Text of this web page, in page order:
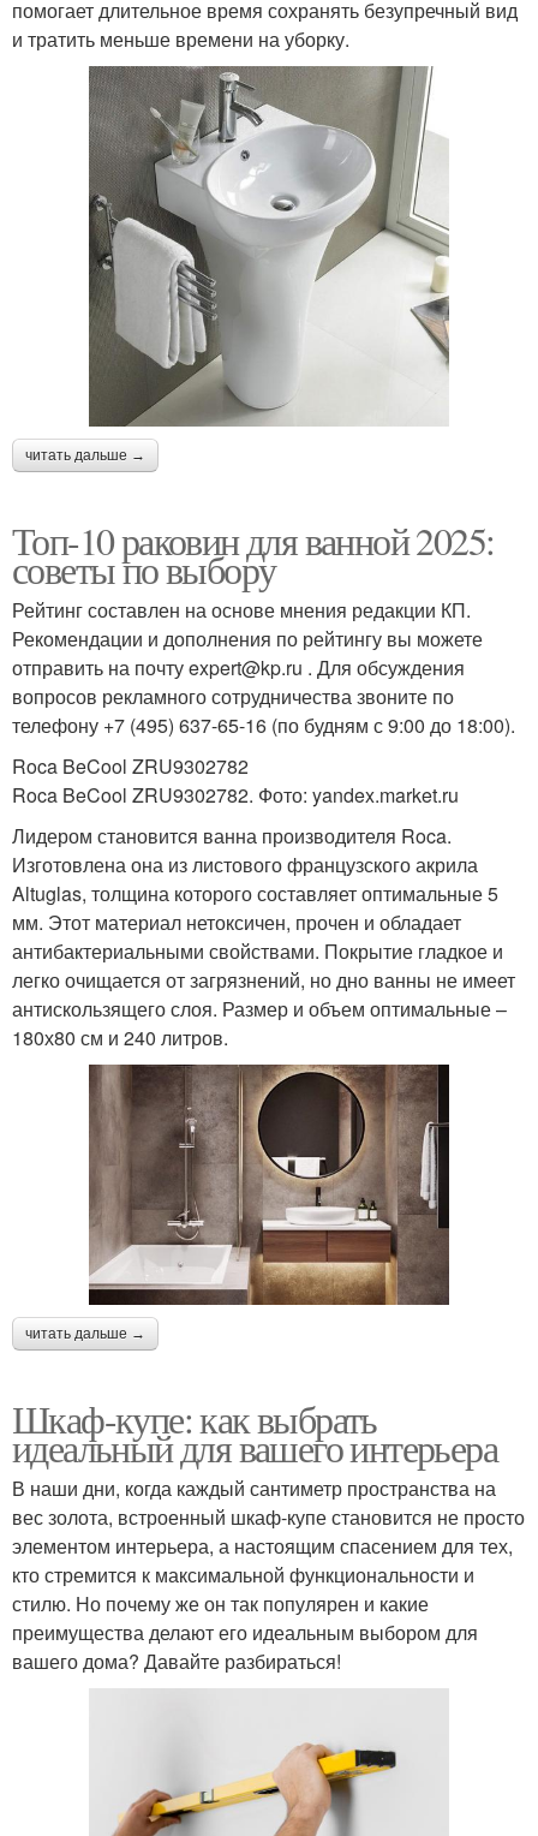
помогает длительное время сохранять безупречный вид
и тратить меньше времени на уборку.
читать дальше →
Топ-10 раковин для ванной 2025:
советы по выбору
Рейтинг составлен на основе мнения редакции КП.
Рекомендации и дополнения по рейтингу вы можете
отправить на почту expert@kp.ru . Для обсуждения
вопросов рекламного сотрудничества звоните по
телефону +7 (495) 637-65-16 (по будням с 9:00 до 18:00).
Roca BeCool ZRU9302782
Roca BeCool ZRU9302782. Фото: yandex.market.ru
Лидером становится ванна производителя Roca.
Изготовлена она из листового французского акрила
Altuglas, толщина которого составляет оптимальные 5
мм. Этот материал нетоксичен, прочен и обладает
антибактериальными свойствами. Покрытие гладкое и
легко очищается от загрязнений, но дно ванны не имеет
антискользящего слоя. Размер и объем оптимальные –
180х80 см и 240 литров.
читать дальше →
Шкаф-купе: как выбрать
идеальный для вашего интерьера
В наши дни, когда каждый сантиметр пространства на
вес золота, встроенный шкаф-купе становится не просто
элементом интерьера, а настоящим спасением для тех,
кто стремится к максимальной функциональности и
стилю. Но почему же он так популярен и какие
преимущества делают его идеальным выбором для
вашего дома? Давайте разбираться!